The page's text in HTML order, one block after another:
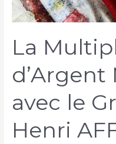
La
avec le
Henri